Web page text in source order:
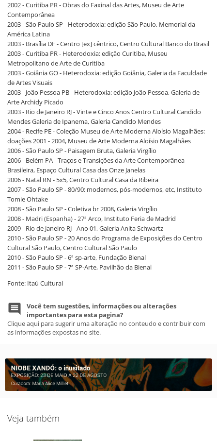
2002 - Curitiba PR - Obras do Faxinal das Artes, Museu de Arte
Contemporânea
2003 - São Paulo SP - Heterodoxia: edição São Paulo, Memorial da
América Latina
2003 - Brasília DF - Centro [ex] cêntrico, Centro Cultural Banco do Brasil
2003 - Curitiba PR - Heterodoxia: edição Curitiba, Museu
Metropolitano de Arte de Curitiba
2003 - Goiânia GO - Heterodoxia: edição Goiânia, Galeria da Faculdade
de Artes Visuais
2003 - João Pessoa PB - Heterodoxia: edição João Pessoa, Galeria de
Arte Archidy Picado
2003 - Rio de Janeiro RJ - Vinte e Cinco Anos Centro Cultural Candido
Mendes Galeria de Ipanema, Galeria Candido Mendes
2004 - Recife PE - Coleção Museu de Arte Moderna Aloísio Magalhães:
doações 2001 - 2004, Museu de Arte Moderna Aloísio Magalhães
2006 - São Paulo SP - Paisagem Bruta, Galeria Virgílio
2006 - Belém PA - Traços e Transições da Arte Contemporânea
Brasileira, Espaço Cultural Casa das Onze Janelas
2006 - Natal RN - 5x5, Centro Cultural Casa da Ribeira
2007 - São Paulo SP - 80/90: modernos, pós-modernos, etc, Instituto
Tomie Ohtake
2008 - São Paulo SP - Coletiva br 2008, Galeria Virgílio
2008 - Madri (Espanha) - 27ª Arco, Instituto Feria de Madrid
2009 - Rio de Janeiro RJ - Ano 01, Galeria Anita Schwartz
2010 - São Paulo SP - 20 Anos do Programa de Exposições do Centro
Cultural São Paulo, Centro Cultural São Paulo
2010 - São Paulo SP - 6ª sp-arte, Fundação Bienal
2011 - São Paulo SP - 7ª SP-Arte, Pavilhão da Bienal
Fonte: Itaú Cultural
Você tem sugestões, informações ou alterações
importantes para esta pagina?
Clique aqui para sugerir uma alteração no conteudo e contribuir com
as informações expostas no site.
Veja também